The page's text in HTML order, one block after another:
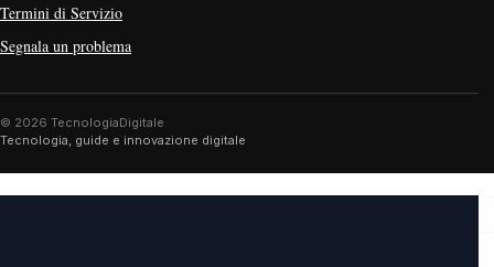
Termini di Servizio
Segnala un problema
© 2026 TecnologiaDigitale
Tecnologia, guide e innovazione digitale